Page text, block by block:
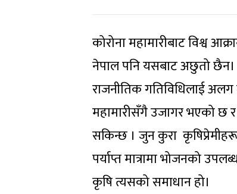
कोरोना महामारीबाट विश्व
नेपाल पनि यसबाट अछुतो छैन।
राजनीतिक गतिविधिलाई
महामारीसँगै उजागर भएको छ
सकिन्छ । जुन कुरा
पर्याप्त मात्रामा भोजनको
कृषि त्यसको समाधान हो।